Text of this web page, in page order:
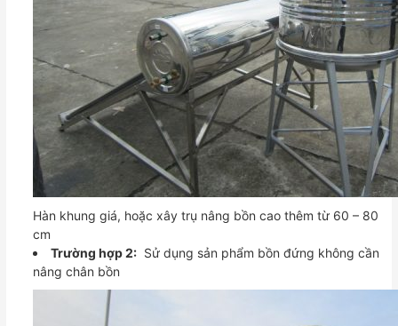
Hàn khung giá, hoặc xây trụ nâng bồn cao thêm từ 60 – 80
cm
Trường hợp 2: Sử dụng sản phẩm bồn đứng không cần
nâng chân bồn